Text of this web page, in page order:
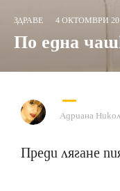
ЗДРАВЕ 4 ОКТОМВРИ
По една
Адриана
Преди лягане